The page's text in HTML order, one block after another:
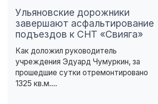
Ульяновские дорожники
завершают асфальтирование
подъездов к СНТ «Свияга»
Как доложил руководитель
учреждения Эдуард Чумуркин, за
прошедшие сутки отремонтировано
1325 кв.м....